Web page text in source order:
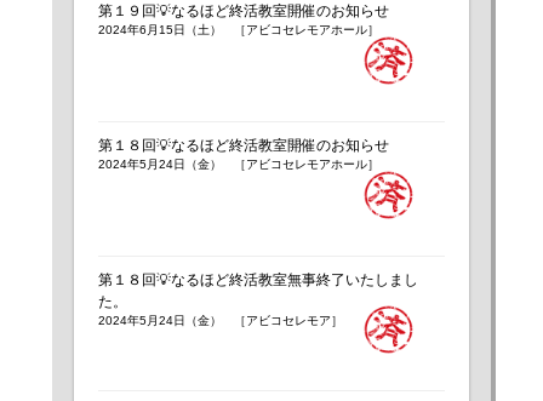
第１９回💡なるほど終活教室開催のお知らせ
2024年6月15日（土） ［アビコセレモアホール］
第１８回💡なるほど終活教室開催のお知らせ
2024年5月24日（金） ［アビコセレモアホール］
第１８回💡なるほど終活教室無事終了いたしまし
た。
2024年5月24日（金） ［アビコセレモア］